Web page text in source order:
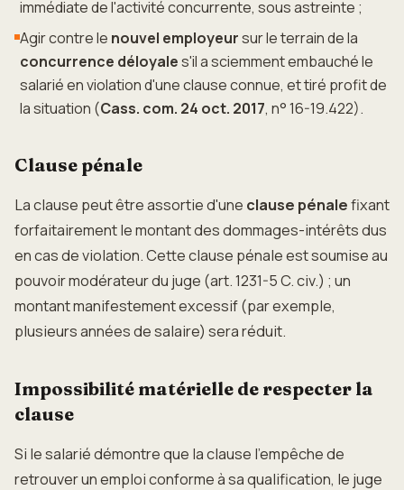
immédiate de l'activité concurrente, sous astreinte ;
Agir contre le nouvel employeursur le terrain de la
concurrence déloyales'il a sciemment embauché le
salarié en violation d'une clause connue, et tiré profit de
la situation (Cass. com. 24 oct. 2017, n° 16-19.422).
Clause pénale
La clause peut être assortie d'une clause pénalefixant
forfaitairement le montant des dommages-intérêts dus
en cas de violation. Cette clause pénale est soumise au
pouvoir modérateur du juge (art. 1231-5 C. civ.) ; un
montant manifestement excessif (par exemple,
plusieurs années de salaire) sera réduit.
Impossibilité matérielle de respecter la
clause
Si le salarié démontre que la clause l'empêche de
retrouver un emploi conforme à sa qualification, le juge